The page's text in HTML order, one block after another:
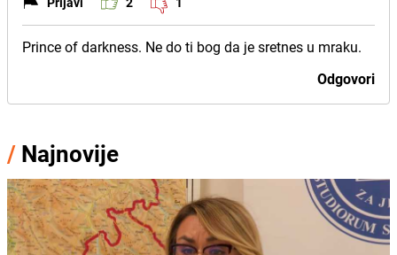
Prince of darkness. Ne do ti bog da je sretnes u mraku.
Odgovori
/ Najnovije